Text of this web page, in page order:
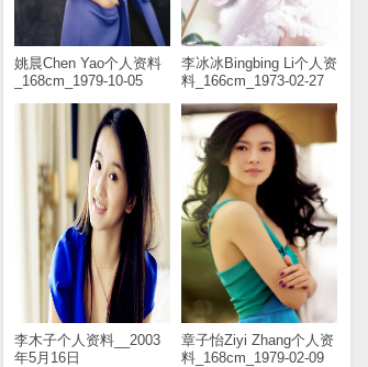
姚晨Chen Yao个人资料
_168cm_1979-10-05
李冰冰Bingbing Li个人资
料_166cm_1973-02-27
李木子个人资料__2003
年5月16日
章子怡Ziyi Zhang个人资
料_168cm_1979-02-09